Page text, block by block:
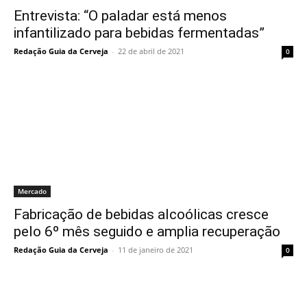
Entrevista: “O paladar está menos
infantilizado para bebidas fermentadas”
Redação Guia da Cerveja - 22 de abril de 2021 0
Mercado
Fabricação de bebidas alcoólicas cresce
pelo 6º mês seguido e amplia recuperação
Redação Guia da Cerveja - 11 de janeiro de 2021 0